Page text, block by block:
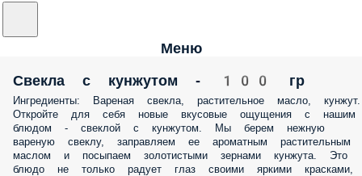
Меню
Свекла с кунжутом - 100 гр
Ингредиенты: Вареная свекла, растительное масло, кунжут.
Откройте для себя новые вкусовые ощущения с нашим
блюдом - свеклой с кунжутом. Мы берем нежную
вареную свеклу, заправляем ее ароматным растительным
маслом и посыпаем золотистыми зернами кунжута. Это
блюдо не только радует глаз своими яркими красками,